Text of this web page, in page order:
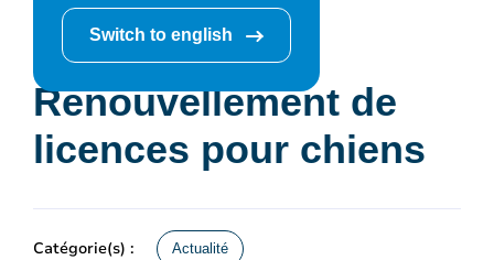
Switch to english
Renouvellement de
licences pour chiens
Catégorie(s) : Actualité